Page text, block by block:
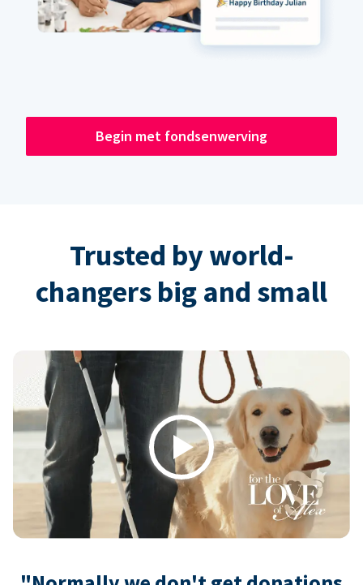
Begin met fondsenwerving
Trusted by world-
changers big and small
Play